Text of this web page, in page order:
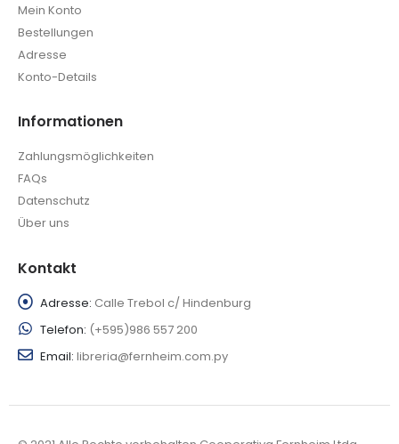
Mein Konto
Bestellungen
Adresse
Konto-Details
Informationen
Zahlungsmöglichkeiten
FAQs
Datenschutz
Über uns
Kontakt
Adresse: Calle Trebol c/ Hindenburg
Telefon: (+595)986 557 200
Email: libreria@fernheim.com.py